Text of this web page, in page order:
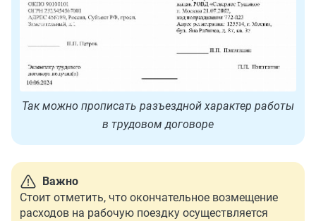
Так можно прописать разъездной характер работы
в трудовом договоре
Важно
Стоит отметить, что окончательное возмещение
расходов на рабочую поездку осуществляется